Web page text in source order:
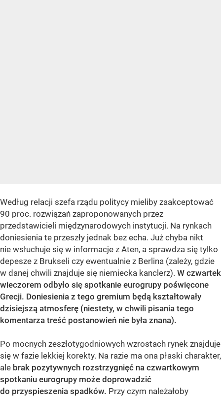
Według relacji szefa rządu politycy mieliby zaakceptować
90 proc. rozwiązań zaproponowanych przez
przedstawicieli międzynarodowych instytucji. Na rynkach
doniesienia te przeszły jednak bez echa. Już chyba nikt
nie wsłuchuje się w informacje z Aten, a sprawdza się tylko
depesze z Brukseli czy ewentualnie z Berlina (zależy, gdzie
w danej chwili znajduje się niemiecka kanclerz). W czwartek
wieczorem odbyło się spotkanie eurogrupy poświęcone
Grecji. Doniesienia z tego gremium będą kształtowały
dzisiejszą atmosferę (niestety, w chwili pisania tego
komentarza treść postanowień nie była znana).
Po mocnych zeszłotygodniowych wzrostach rynek znajduje
się w fazie lekkiej korekty. Na razie ma ona płaski charakter,
ale brak pozytywnych rozstrzygnięć na czwartkowym
spotkaniu eurogrupy może doprowadzić
do przyspieszenia spadków. Przy czym należałoby